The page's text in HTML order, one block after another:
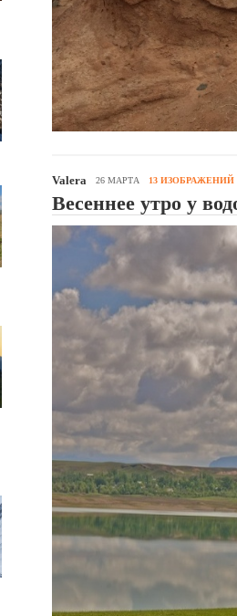
Valera 26 МАРТА 13 ИЗОБРАЖЕНИЙ
Весеннее утро у